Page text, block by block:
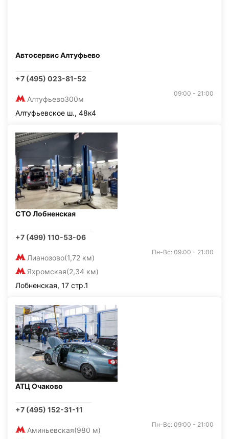
Автосервис Алтуфьево
+7 (495) 023-81-52
Алтуфьево300м
09:00 - 21:00
Алтуфьевское ш., 48к4
СТО Лобненская
+7 (499) 110-53-06
Лианозово(1,72 км)
Яхромская(2,34 км)
Пн-Вс: 09:00 - 21:00
Лобненская, 17 стр.1
АТЦ Очаково
+7 (495) 152-31-11
Аминьевская(980 м)
Пн-Вс: 09:00 - 21:00